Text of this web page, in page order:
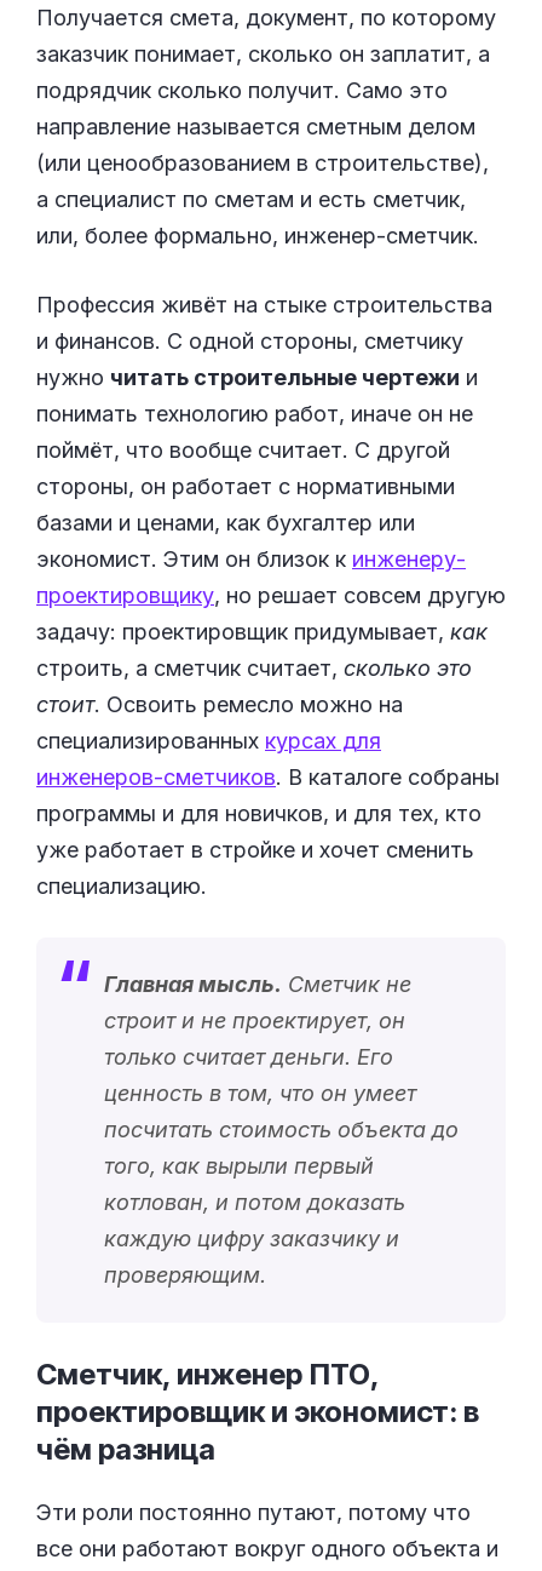
Получается смета, документ, по которому
заказчик понимает, сколько он заплатит, а
подрядчик сколько получит. Само это
направление называется сметным делом
(или ценообразованием в строительстве),
а специалист по сметам и есть сметчик,
или, более формально, инженер-сметчик.
Профессия живёт на стыке строительства
и финансов. С одной стороны, сметчику
нужно читать строительные чертежи и
понимать технологию работ, иначе он не
поймёт, что вообще считает. С другой
стороны, он работает с нормативными
базами и ценами, как бухгалтер или
экономист. Этим он близок к инженеру-
проектировщику, но решает совсем другую
задачу: проектировщик придумывает, как
строить, а сметчик считает, сколько это
стоит. Освоить ремесло можно на
специализированных курсах для
инженеров-сметчиков. В каталоге собраны
программы и для новичков, и для тех, кто
уже работает в стройке и хочет сменить
специализацию.
Главная мысль. Сметчик не
строит и не проектирует, он
только считает деньги. Его
ценность в том, что он умеет
посчитать стоимость объекта до
того, как вырыли первый
котлован, и потом доказать
каждую цифру заказчику и
проверяющим.
Сметчик, инженер ПТО,
проектировщик и экономист: в
чём разница
Эти роли постоянно путают, потому что
все они работают вокруг одного объекта и